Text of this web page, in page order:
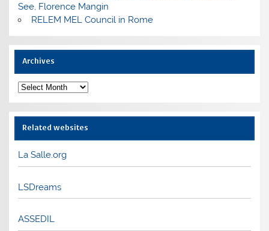
See, Florence Mangin
RELEM MEL Council in Rome
Archives
Archives
Related websites
La Salle.org
LSDreams
ASSEDIL